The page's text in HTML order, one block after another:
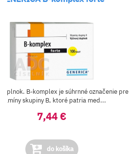
B-komplex je súhrnné označenie pre
skupiny B, ktoré patria med...
7,44 €
do košíka